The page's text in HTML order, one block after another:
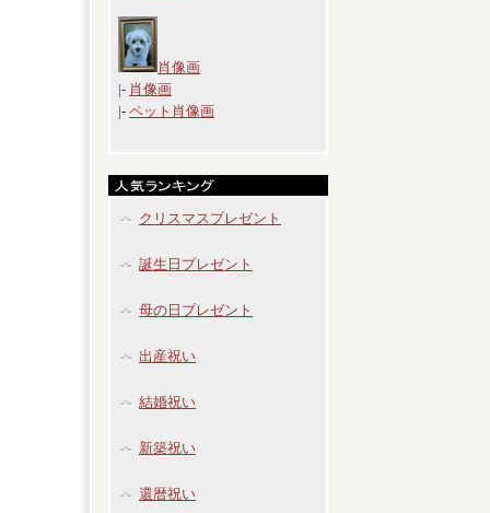
肖像画
|- 肖像画
|- ペット肖像画
クリスマスプレゼント
誕生日プレゼント
母の日プレゼント
出産祝い
結婚祝い
新築祝い
還暦祝い